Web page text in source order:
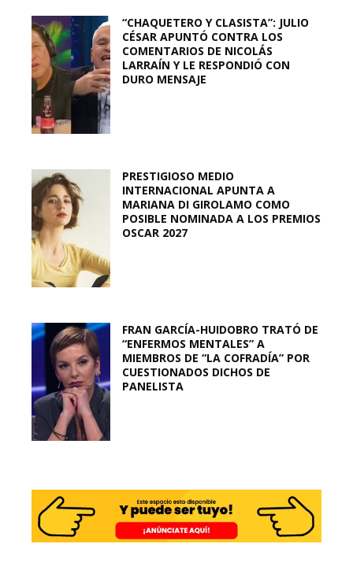
“CHAQUETERO Y CLASISTA”: JULIO
CÉSAR APUNTÓ CONTRA LOS
COMENTARIOS DE NICOLÁS
LARRAÍN Y LE RESPONDIÓ CON
DURO MENSAJE
PRESTIGIOSO MEDIO
INTERNACIONAL APUNTA A
MARIANA DI GIROLAMO COMO
POSIBLE NOMINADA A LOS PREMIOS
OSCAR 2027
FRAN GARCÍA-HUIDOBRO TRATÓ DE
“ENFERMOS MENTALES” A
MIEMBROS DE “LA COFRADÍA” POR
CUESTIONADOS DICHOS DE
PANELISTA